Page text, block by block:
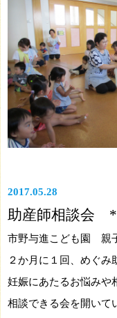
2017.05.28
助産師相談会
市野与進こども園 親
２か月に１回、めぐ
妊娠にあたるお悩みや
相談できる会を開いて